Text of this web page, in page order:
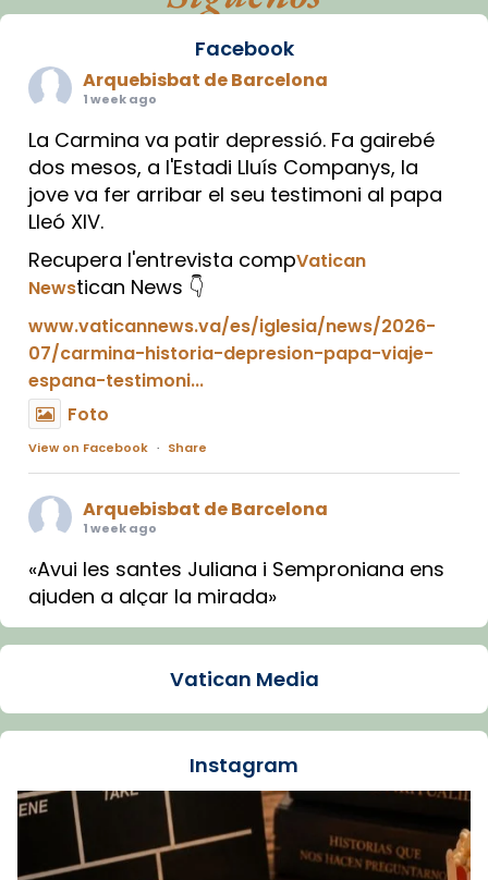
Facebook
Arquebisbat de Barcelona
1 week ago
La Carmina va patir depressió. Fa gairebé
dos mesos, a l'Estadi Lluís Companys, la
jove va fer arribar el seu testimoni al papa
Lleó XIV.
Recupera l'entrevista compVatican
Newstican News 👇
www.vaticannews.va/es/iglesia/news/2026-
07/carmina-historia-depresion-papa-viaje-
espana-testimoni...
Foto
View on Facebook · Share
Arquebisbat de Barcelona
1 week ago
«Avui les santes Juliana i Semproniana ens
ajuden a alçar la mirada»
Mons. Sergi Gordo, bisbe de Tortosa, ha
Santes de Mataró.
🔗tinyurl.com/cvu5jmbk
Foto
View on Facebook Share
Vatican Media
Instagram